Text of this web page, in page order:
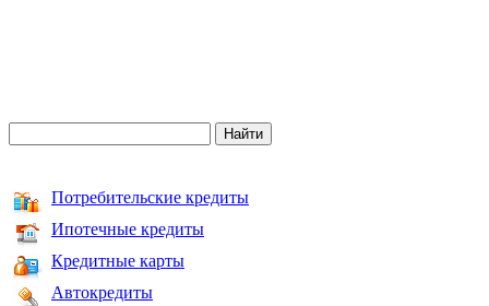
Потребительские кредиты
Ипотечные кредиты
Кредитные карты
Автокредиты